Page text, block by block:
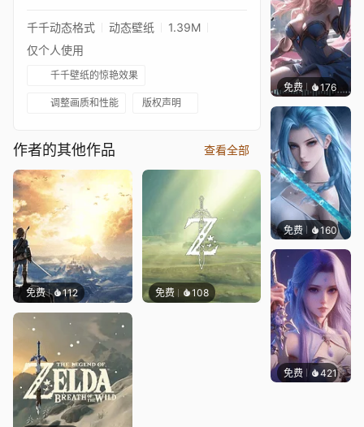
千千动态格式 动态壁纸
1.39M
仅个人使用
千千壁纸的惊艳效果
调整画质和性能 版权声明
作者的其他作品 查看全部
免费 112 免费 108
免费 176｡
免费 160好看
免费 421好看